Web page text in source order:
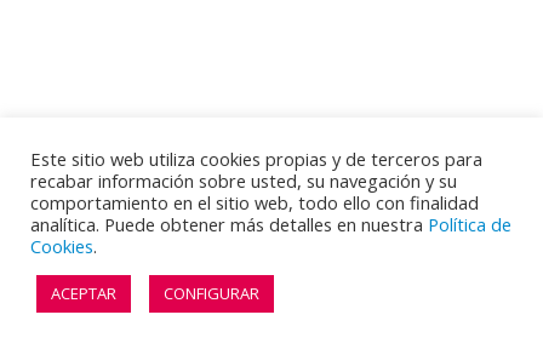
Este sitio web utiliza cookies propias y de terceros para
recabar información sobre usted, su navegación y su
comportamiento en el sitio web, todo ello con finalidad
analítica. Puede obtener más detalles en nuestra Política de
Cookies.
ACEPTAR CONFIGURAR